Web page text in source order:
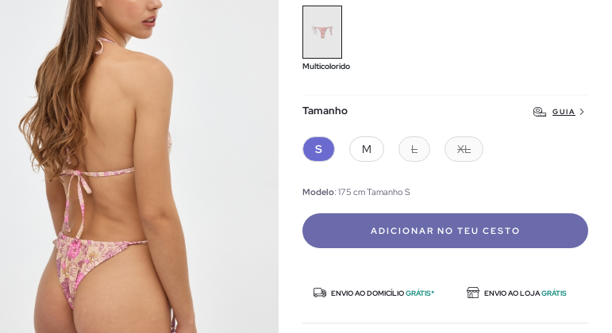
Multicolorido
Tamanho GUIA
S M L XL
Modelo: 175 cm Tamanho S
ADICIONAR NO TEU CESTO
ENVIO AO DOMICÍLIOGRÁTIS* ENVIO AO LOJAGRÁTIS